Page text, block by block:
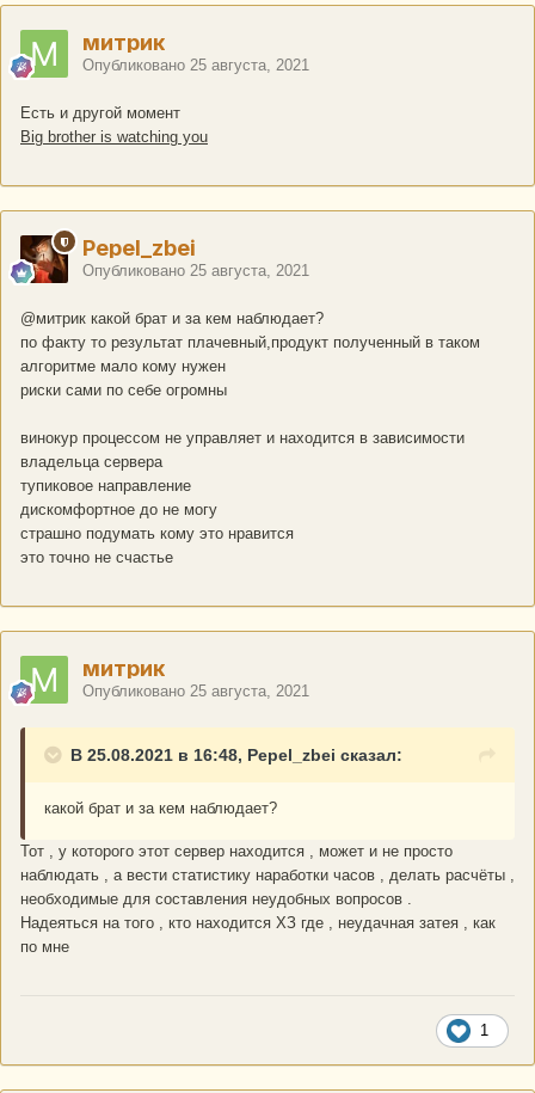
митрик
Опубликовано 25 августа, 2021
Есть и другой момент
Big brother is watching you
Pepel_zbei
Опубликовано 25 августа, 2021
@митрик какой брат и за кем наблюдает?
по факту то результат плачевный,продукт полученный в таком
алгоритме мало кому нужен
риски сами по себе огромны
винокур процессом не управляет и находится в зависимости
владельца сервера
тупиковое направление
дискомфортное до не могу
страшно подумать кому это нравится
это точно не счастье
митрик
Опубликовано 25 августа, 2021
В 25.08.2021 в 16:48, Pepel_zbei сказал:
какой брат и за кем наблюдает?
Тот , у которого этот сервер находится , может и не просто
наблюдать , а вести статистику наработки часов , делать расчёты ,
необходимые для составления неудобных вопросов .
Надеяться на того , кто находится ХЗ где , неудачная затея , как
по мне
1